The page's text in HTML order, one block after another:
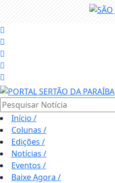
Pesquisar Notícia
Início /
Colunas /
Edições /
Notícias /
Eventos /
Baixe Agora /